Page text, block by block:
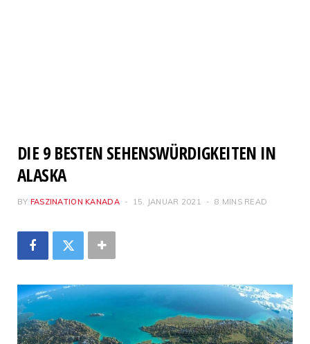
DIE 9 BESTEN SEHENSWÜRDIGKEITEN IN
ALASKA
BY FASZINATION KANADA 15. JANUAR 2021 8 MINS READ